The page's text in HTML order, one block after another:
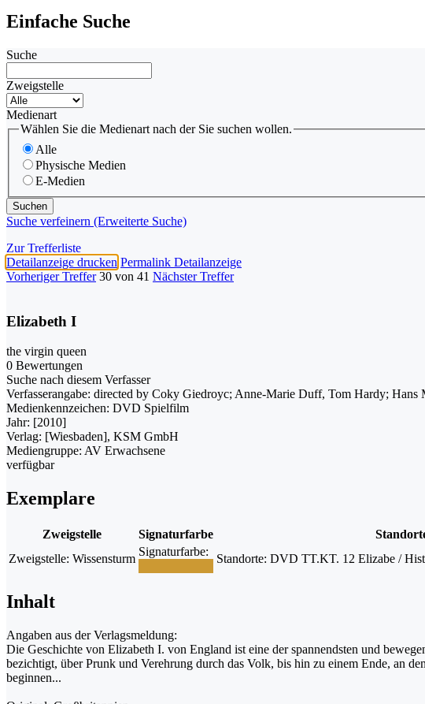
Einfache Suche
Suche
Zweigstelle
Medienart
Wählen Sie die Medienart nach der Sie suchen wollen.
Alle
Physische Medien
E-Medien
Suche verfeinern (Erweiterte Suche)
Zur Trefferliste
Detailanzeige drucken Permalink Detailanzeige
Vorheriger Treffer 30 von 41 Nächster Treffer
Elizabeth I
the virgin queen
0 Bewertungen
Suche nach diesem Verfasser
Verfasserangabe: directed by Coky Giedroyc; Anne-Marie Duff, Tom Hardy; Hans
Medienkennzeichen: DVD Spielfilm
Jahr: [2010]
Verlag: [Wiesbaden], KSM GmbH
Mediengruppe: AV Erwachsene
verfügbar
Exemplare
Zweigstelle Signaturfarbe
Zweigstelle: Wissensturm
Signaturfarbe:
Standorte: DVD TT.KT. 12 Elizabe /
Inhalt
Angaben aus der Verlagsmeldung:
Die Geschichte von Elizabeth I. von England ist eine der spannendsten und
bezichtigt, über Prunk und Verehrung durch das Volk, bis hin zu einem Ende, an
beginnen...